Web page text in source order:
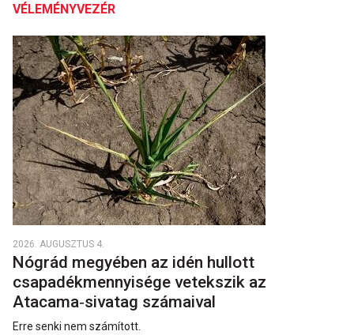
VÉLEMÉNYVEZÉR
2026. AUGUSZTUS 4.
Nógrád megyében az idén hullott
csapadékmennyisége vetekszik az
Atacama‑sivatag számaival
Erre senki nem számított.